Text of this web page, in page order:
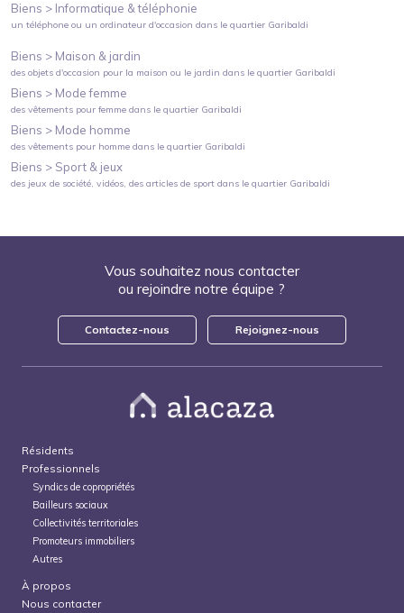
Biens > Informatique & téléphonie
un téléphone ou un ordinateur d'occasion dans le quartier Garibaldi
Biens > Maison & jardin
des objets d'occasion pour la maison ou le jardin dans le quartier Garibaldi
Biens > Mode femme
des vêtements pour femme dans le quartier Garibaldi
Biens > Mode homme
des vêtements pour homme dans le quartier Garibaldi
Biens > Sport & jeux
des jeux de société, vidéos, des articles de sport dans le quartier Garibaldi
Vous souhaitez nous contacter
ou rejoindre notre équipe ?
Contactez-nous Rejoignez-nous
Résidents
Professionnels
Syndics de copropriétés
Bailleurs sociaux
Collectivités territoriales
Promoteurs immobiliers
Autres
À propos
Nous contacter